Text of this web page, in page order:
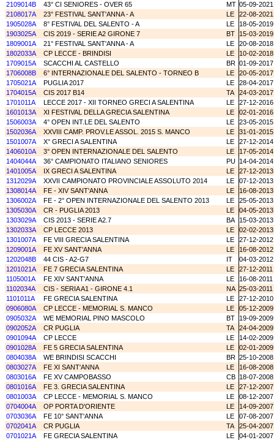
2109014B
43° CI SENIORES - OVER 65 MT 05-09-2021
2108017A
23° FESTIVAL SANT'ANNA - A LE
22-08-2021
1905028A
8° FESTIVAL DEL SALENTO - A LE
18-05-2019
1903025A
CIS 2019 - SERIE A2 GIRONE 7 BT
15-03-2019
1809001A
21° FESTIVAL SANT'ANNA - A LE
20-08-2018
1802033A
CP LECCE - BRINDISI LE
10-02-2018
1709015A
SCACCHI AL CASTELLO BR 01-09-2017
1706008B
6° INTERNAZIONALE DEL SALENTO - TORNEO B LE
20-05-2017
1705021A
PUGLIA 2017 LE
28-04-2017
1704015A
CIS 2017 B14 TA
24-03-2017
1701011A
LECCE 2017 - XII TORNEO GRECI A SALENTINA LE
27-12-2016
1601013A
XI FESTIVAL DELLA GRECIA SALENTINA LE
02-01-2016
1506003A
4° OPEN INT.LE DEL SALENTO LE
23-05-2015
1502036A
XXVIII CAMP. PROV.LE ASSOL. 2015 S. MANCO LE
31-01-2015
1501007A
X° GRECI A SALENTINA LE
27-12-2014
1406010A
3° OPEN INTERNAZIONALE DEL SALENTO LE
17-05-2014
1404044A
36° CAMPIONATO ITALIANO SENIORES PU 14-04-2014
1401005A
IX GRECI A SALENTINA LE
27-12-2013
1312029A
XXVII CAMPIONATO PROVINCIALE ASSOLUTO 2014 LE
07-12-2013
1308014A
FE - XIV SANT'ANNA LE
16-08-2013
1306002A
FE - 2° OPEN INTERNAZIONALE DEL SALENTO 2013 LE
25-05-2013
1305030A
CR - PUGLIA 2013 LE
04-05-2013
1303029A
CIS 2013 - SERIE A2.7 BA
15-03-2013
1302033A
CP LECCE 2013 LE
02-02-2013
1301007A
FE VIII GRECIA SALENTINA LE
27-12-2012
1209001A
FE XV SANT'ANNA LE
16-08-2012
1202048B
44 CIS - A2-G7 IT
04-03-2012
1201021A
FE 7 GRECIA SALENTINA LE
27-12-2011
1105001A
FE XIV SANT'ANNA LE
16-08-2011
1102034A
CIS - SERIA A1 - GIRONE 4.1 NA 25-03-2011
1101011A
FE GRECIA SALENTINA LE
27-12-2010
0906080A
CP LECCE - MEMORIAL S. MANCO LE
05-12-2009
0905032A
WE MEMORIAL PINO MASCOLO BT
19-09-2009
0902052A
CR PUGLIA TA
24-04-2009
0901094A
CP LECCE LE
14-02-2009
0901028A
FE 5 GRECIA SALENTINA LE
02-01-2009
0804038A
WE BRINDISI SCACCHI BR 25-10-2008
0803027A
FE XI SANT'ANNA LE
16-08-2008
0803016A
FE XV CAMPOBASSO CB 18-07-2008
0801016A
FE 3. GRECIA SALENTINA LE
27-12-2007
0801003A
CP LECCE - MEMORIAL S. MANCO LE
08-12-2007
0704004A
OP PORTA D'ORIENTE LE
14-09-2007
0703036A
FE 10° SANT'ANNA LE
07-08-2007
0702041A
CR PUGLIA TA
25-04-2007
0701021A
FE GRECIA SALENTINA LE
04-01-2007